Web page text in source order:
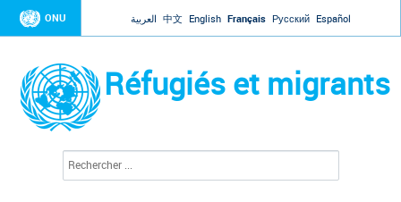
Jump to navigation
ONU العربية 中文 English Français Русский Español
Réfugiés et migrants
c